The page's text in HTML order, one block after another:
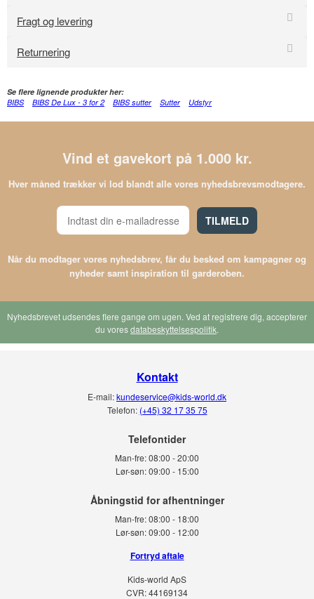
Fragt og levering
Returnering
Se flere lignende produkter her:
BIBS
BIBS De Lux - 3 for 2 BIBS sutter Sutter Udstyr
Vind et gavekort på 1.000 kr.
Hver måned trækker vi lod blandt alle vores nyhedsbrevsmodtagere.
TILMELD
Når du modtager vores nyhedsbrev, får du besked om kampagner og
nyheder samt inspiration til garderoben.
Nyhedsbrevet udsendes flere gange om ugen. Ved at registrere dig, accepterer
du voresdatabeskyttelsespolitik.
Kontakt
E-mail:kundeservice@kids-world.dk
Telefon: (+45) 32 17 35 75
Telefontider
Man-fre:08:00 - 20:00
Lør-søn: 09:00 - 15:00
Man-fre:08:00 - 18:00
Lør-søn:09:00 - 12:00
Fortryd aftale
Kids-world ApS
CVR: 44169134